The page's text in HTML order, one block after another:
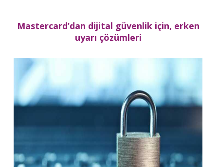
Mastercard’dan dijital güvenlik için, erken
uyarı çözümleri